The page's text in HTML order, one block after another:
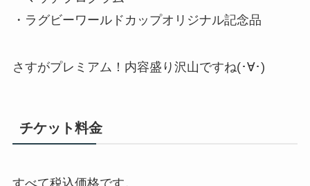
・ラグビーワールドカップオリジナル記念品
さすがプレミアム！内容盛り沢山ですね(･∀･)
チケット料金
すべて税込価格です。